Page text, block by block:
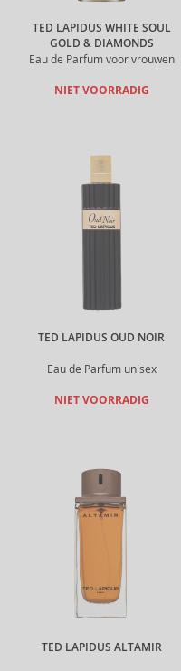
TED LAPIDUS WHITE SOUL
GOLD & DIAMONDS
Eau de Parfum voor vrouwen
NIET VOORRADIG
TED LAPIDUS OUD NOIR
Eau de Parfum unisex
NIET VOORRADIG
TED LAPIDUS ALTAMIR